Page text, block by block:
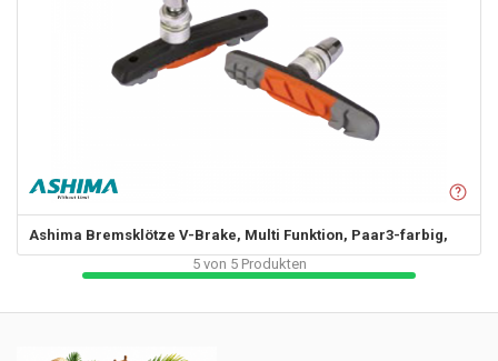
Ashima Bremsklötze V-Brake, Multi Funktion, Paar3-farbig,
5von 5Produkten